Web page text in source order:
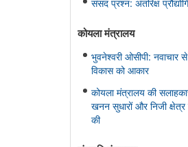
कोयला मंत्रालय
भुवनेश्वरी ओसीपी: नवाचार
विकास को आकार
कोयला मंत्रालय की
खनन सुधारों और निजी क्षेत्र
की